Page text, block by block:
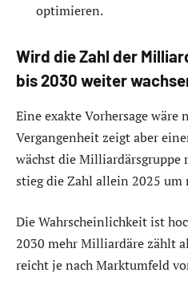
optimieren.
Wird die Zahl der
bis 2030 weiter
Eine exakte Vorhersage wäre
Vergangenheit zeigt aber
wächst die Milliardärsgruppe
stieg die Zahl allein 2025
Die Wahrscheinlichkeit ist
2030 mehr Milliardäre zählt
reicht je nach Marktumfeld